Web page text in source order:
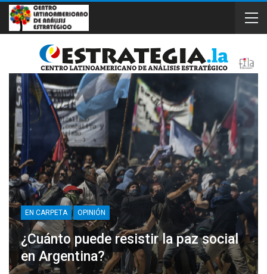
EN CARPETA OPINIÓN
¿Cuánto puede resistir la paz social
en Argentina?